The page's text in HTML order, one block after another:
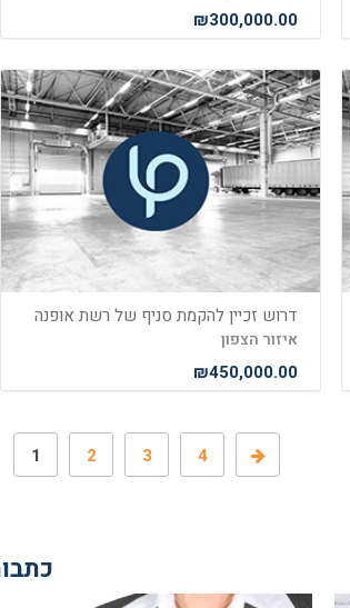
₪300,000.00
דרוש זכיין להקמת סניף של רשת אופנה
איזור הצפון
₪450,000.00
1 2 3 4